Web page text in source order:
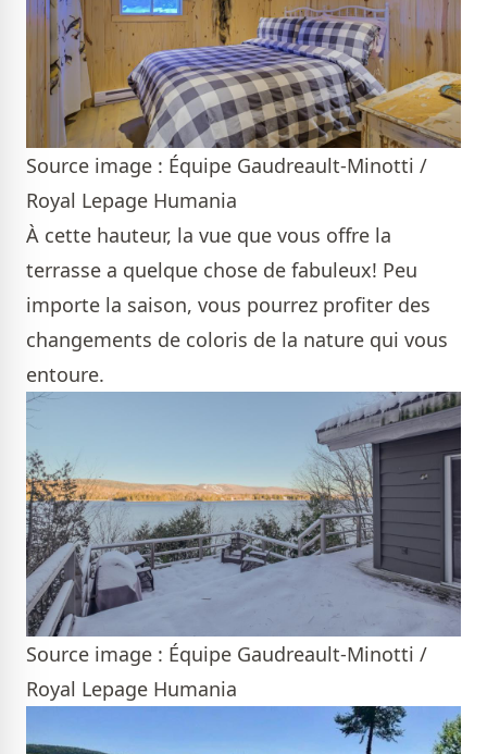
Source image : Équipe Gaudreault-Minotti /
Royal Lepage Humania
À cette hauteur, la vue que vous offre la
terrasse a quelque chose de fabuleux! Peu
importe la saison, vous pourrez profiter des
changements de coloris de la nature qui vous
entoure.
Source image : Équipe Gaudreault-Minotti /
Royal Lepage Humania